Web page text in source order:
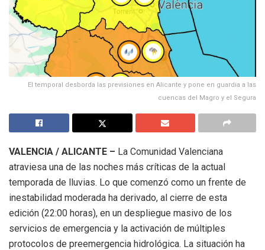
El temporal desborda las previsiones en Alicante y pone en guardia a las
cuencas del Magro y el Segura
VALENCIA / ALICANTE – La Comunidad Valenciana
atraviesa una de las noches más críticas de la actual
temporada de lluvias. Lo que comenzó como un frente de
inestabilidad moderada ha derivado, al cierre de esta
edición (22:00 horas), en un despliegue masivo de los
servicios de emergencia y la activación de múltiples
protocolos de preemergencia hidrológica. La situación ha